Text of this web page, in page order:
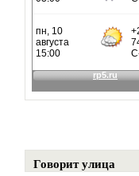
Говорит улица